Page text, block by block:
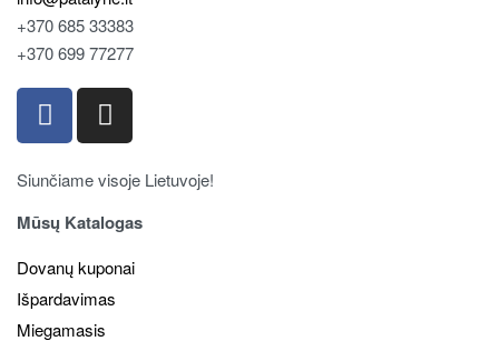
+370 685 33383
+370 699 77277
Siunčiame visoje Lietuvoje!
Mūsų Katalogas
Dovanų kuponai
Išpardavimas
Miegamasis